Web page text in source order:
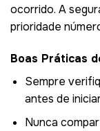
ocorrido. A
prioridade
Boas Práticas
Sempre
antes de
Nunca